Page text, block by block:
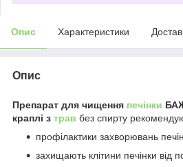
Опис Характеристики
Опис
Препарат для чищення печінки
краплі з трав без спирту
профілактики захворювань
захищають клітини печінки від